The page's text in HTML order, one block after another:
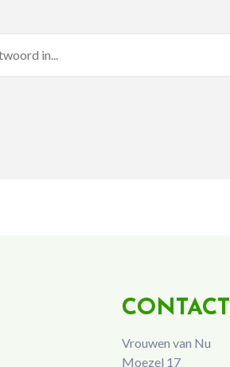
CONTACT
Vrouwen van Nu
Moezel 17